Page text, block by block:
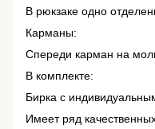
В рюкзаке одно
Карманы:
Спереди карман на
В комплекте:
Бирка с
Имеет ряд